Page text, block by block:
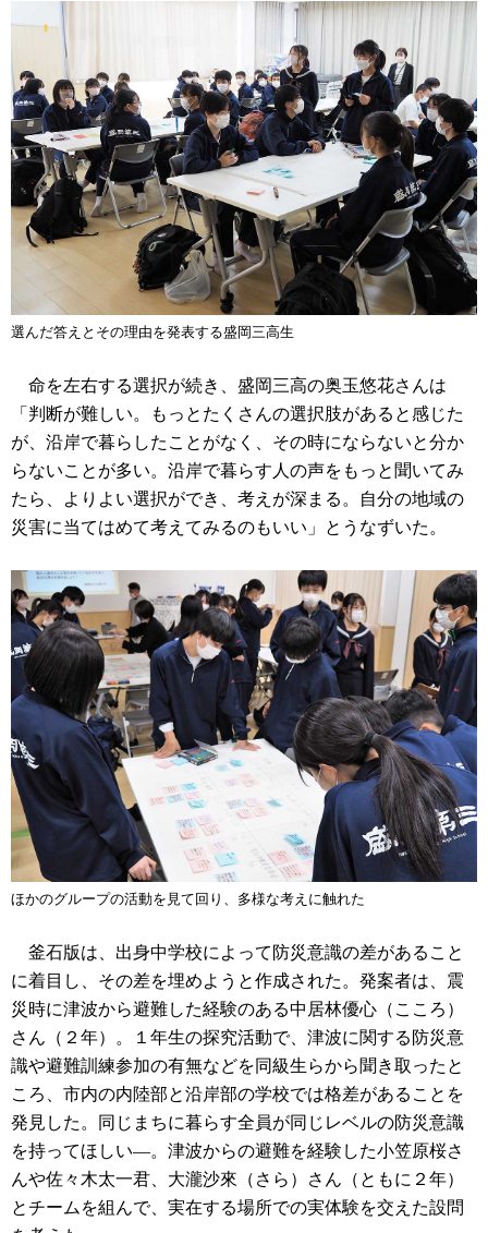
選んだ答えとその理由を発表する盛岡三高生
命を左右する選択が続き、盛岡三高の奥玉悠花さんは
「判断が難しい。もっとたくさんの選択肢があると感じた
が、沿岸で暮らしたことがなく、その時にならないと分か
らないことが多い。沿岸で暮らす人の声をもっと聞いてみ
たら、よりよい選択ができ、考えが深まる。自分の地域の
災害に当てはめて考えてみるのもいい」とうなずいた。
ほかのグループの活動を見て回り、多様な考えに触れた
釜石版は、出身中学校によって防災意識の差があること
に着目し、その差を埋めようと作成された。発案者は、震
災時に津波から避難した経験のある中居林優心（こころ）
さん（２年）。１年生の探究活動で、津波に関する防災意
識や避難訓練参加の有無などを同級生らから聞き取ったと
ころ、市内の内陸部と沿岸部の学校では格差があることを
発見した。同じまちに暮らす全員が同じレベルの防災意識
を持ってほしい―。津波からの避難を経験した小笠原桜さ
んや佐々木太一君、大瀧沙來（さら）さん（ともに２年）
とチームを組んで、実在する場所での実体験を交えた設問